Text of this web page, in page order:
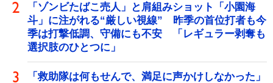
「ゾンビたばこ売人」と肩組みショット「小園海
斗」に注がれる“厳しい視線” 昨季の首位打者も今
季は打撃低調、守備にも不安 「レギュラー剥奪も
選択肢のひとつに」
「救助隊は何もせんで、満足に声かけしなかった」